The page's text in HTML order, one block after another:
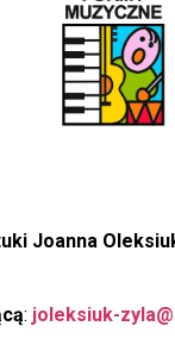
Joanna
: joleksiuk-